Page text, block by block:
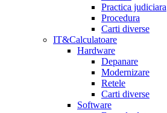
Practica judiciara
Procedura
Carti diverse
IT&Calculatoare
Hardware
Depanare
Modernizare
Retele
Carti diverse
Software